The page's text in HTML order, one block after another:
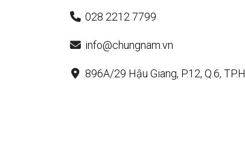
028 2212 7799
info@chungnam.vn
896A/29 Hậu Giang, P.12, Q.6,